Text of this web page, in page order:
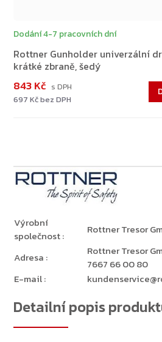
Rottner Gunholder univerzální
krátké zbraně, šedý
Dodání 4-7 pracovních dní
697 Kč bez DPH
843 Kč
Detailní popis
Výrobní
společnost:
Rottner Tresor
Adresa :
Rottner Tresor
7667 66 00 80
E-mail: